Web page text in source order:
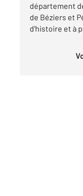
département
de Béziers et
d'histoire et à